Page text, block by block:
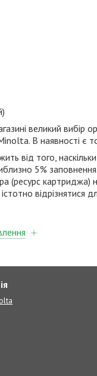
великий вибір
. В наявності є
від того,
5%
(ресурс картриджа)
відрізнятися